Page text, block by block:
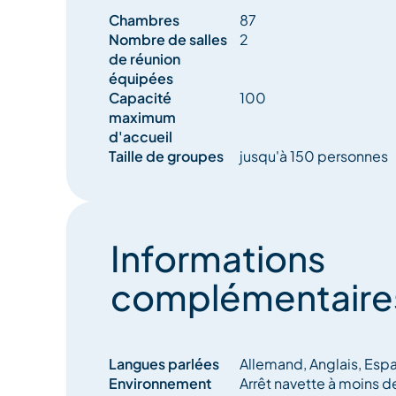
– Notre brasserie l’Authentic, ouverte 7/7, est le
gourmand, informel et sympathique. Avec son
chaleureuse et conviviale, elle offre un esprit
Place à la raclette ou à la fondue, accompagnées
bière de la brasserie du Mont Blanc.
Chambres
87
Nombre de salles
de réunion
équipées
2
Capacité
maximum
d'accueil
100
Taille de groupes jusqu'à 150 personnes
Informations
Langues parlées
Allemand, Anglais,
Environnement
Arrêt navette à moins